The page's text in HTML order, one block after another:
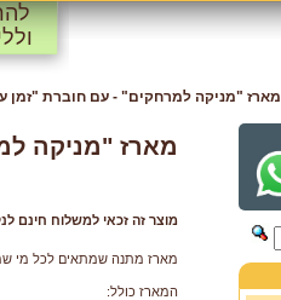
מארז "מניקה למרחקים" - עם חוברת "זמן
מארז "מניקה
מוצר זה זכאי למשלוח חינם
מארז מתנה שמתאים לכל מי
המארז כולל: